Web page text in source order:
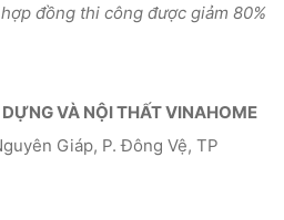
đồng thi công được giảm 80%
VÀ NỘI THẤT VINAHOME
Giáp, P. Đông Vệ, TP